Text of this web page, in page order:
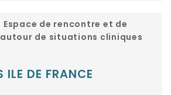
Espace de rencontre et de
de situations cliniques
ILE DE FRANCE